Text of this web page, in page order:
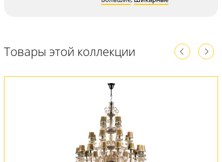
Товары этой коллекции